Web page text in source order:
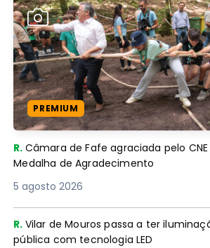
PREMIUM
R. Câmara de Fafe agraciada pelo CNE
Medalha de Agradecimento
5 agosto 2026
R. Vilar de Mouros passa a ter
pública com tecnologia LED